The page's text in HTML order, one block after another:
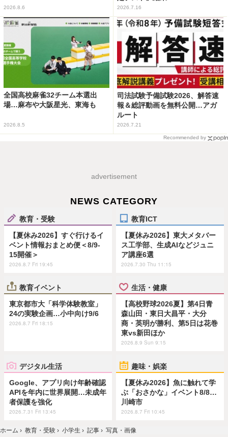
2026.8.6 2026.7.16
全国高校麻雀32チーム本選出
場…麻布や大阪星光、東海も
2026.8.5
司法試験予備試験2026、解答速
報＆総評動画を無料公開…アガ
ルート
2026.7.21
Recommended by
advertisement
NEWS CATEGORY
教育・受験
【夏休み2026】すぐ行けるイ
ベント情報おまとめ便＜8/9-
15開催＞
2026.8.7 Fri 19:45
教育ICT
【夏休み2026】東大メタバー
ス工学部、生成AIなどジュニ
ア講座6選
2026.7.30 Thu 11:15
教育イベント
東京都市大「科学体験教室」
24の実験企画…小中向け9/6
2026.8.7 Fri 18:15
生活・健康
【高校野球2026夏】第4日青
森山田・東日大昌平・大分
商・英明が勝利、第5日は花巻
東vs新田ほか
2026.8.9 Sun 9:15
デジタル生活
Google、アプリ向け年齢確認
APIを年内に世界展開…未成年
者保護を強化
2026.7.31 Fri 13:45
趣味・娯楽
【夏休み2026】魚に触れて学
ぶ「おさかな」イベント8/8…
川崎市
2026.8.7 Fri 10:45
ホーム › 教育・受験 › 小学生 › 記事 › 写真・画像